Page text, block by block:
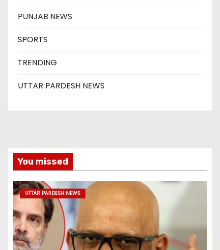
PUNJAB NEWS
SPORTS
TRENDING
UTTAR PARDESH NEWS
You missed
UTTAR PARDESH NEWS